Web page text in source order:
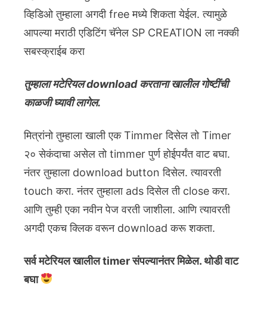
व्हिडिओ तुम्हाला अगदी free मध्ये शिकता येईल. त्यामुळे
आपल्या मराठी एडिटिंग चॅनेल SP CREATION ला नक्की
सबस्क्राईब करा
तुम्हाला मटेरियल download करताना खालील गोष्टींची
काळजी घ्यावी लागेल.
मित्रांनो तुम्हाला खाली एक Timmer दिसेल तो Timer
२० सेकंदाचा असेल तो timmer पुर्ण होईपर्यंत वाट बघा.
नंतर तुम्हाला download button दिसेल. त्यावरती
touch करा. नंतर तुम्हाला ads दिसेल ती close करा.
आणि तुम्ही एका नवीन पेज वरती जाशीला. आणि त्यावरती
अगदी एकच क्लिक वरून download करू शकता.
सर्व मटेरियल खालील timer संपल्यानंतर मिळेल. थोडी वाट
बघा